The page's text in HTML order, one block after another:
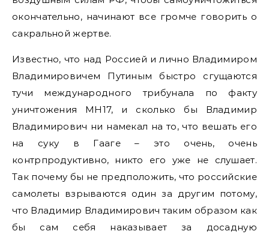
окончательно, начинают все громче говорить о
сакральной жертве.
Известно, что над Россией и лично Владимиром
Владимировичем Путиным быстро сгущаются
тучи международного трибунала по факту
уничтожения МН17, и сколько бы Владимир
Владимирович ни намекал на то, что вешать его
на суку в Гааге – это очень, очень
контрпродуктивно, никто его уже не слушает.
Так почему бы не предположить, что российские
самолеты взрываются один за другим потому,
что Владимир Владимирович таким образом как
бы сам себя наказывает за досадную